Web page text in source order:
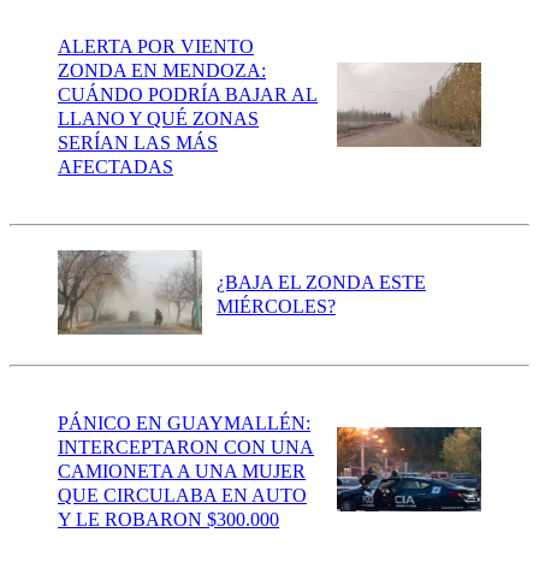
ALERTA POR VIENTO
ZONDA EN MENDOZA:
CUÁNDO PODRÍA BAJAR AL
LLANO Y QUÉ ZONAS
SERÍAN LAS MÁS
AFECTADAS
¿BAJA EL ZONDA ESTE
MIÉRCOLES?
PÁNICO EN GUAYMALLÉN:
INTERCEPTARON CON UNA
CAMIONETA A UNA MUJER
QUE CIRCULABA EN AUTO
Y LE ROBARON $300.000